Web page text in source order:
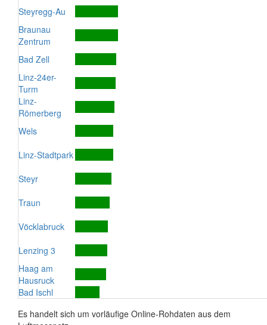
Steyregg-Au
Braunau
Zentrum
Bad Zell
Linz-24er-
Turm
Linz-
Römerberg
Wels
Linz-Stadtpark
Steyr
Traun
Vöcklabruck
Lenzing 3
Haag am
Hausruck
Bad Ischl
Es handelt sich um vorläufige Online-Rohdaten aus dem